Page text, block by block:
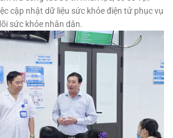
cập nhật dữ liệu sức khỏe điện tử phục vụ
sức khỏe nhân dân.